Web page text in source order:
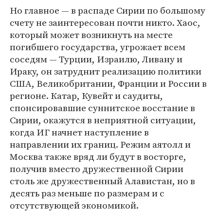
Но главное — в распаде Сирии по большому
счету не заинтересован почти никто. Хаос,
который может возникнуть на месте
погибшего государства, угрожает всем
соседям — Турции, Израилю, Ливану и
Ираку, он затруднит реализацию политики
США, Великобритании, Франции и России в
регионе. Катар, Кувейт и саудиты,
спонсировавшие суннитское восстание в
Сирии, окажутся в неприятной ситуации,
когда ИГ начнет наступление в
направлении их границ. Режим аятолл и
Москва также вряд ли будут в восторге,
получив вместо дружественной Сирии
столь же дружественный Алавистан, но в
десять раз меньше по размерам и с
отсутствующей экономикой.